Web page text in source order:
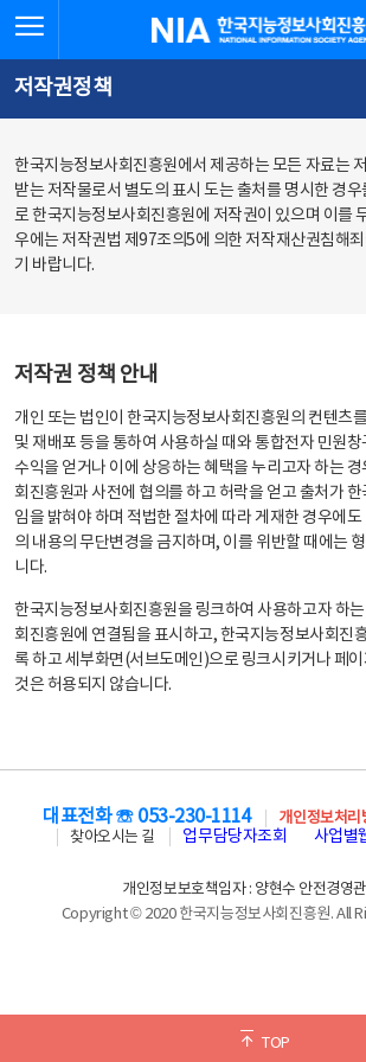
문
로
가
체
뉴
바
가
한국지능정보사회진흥원
저작권정책
한국지능정보사회진흥원에서 제공하는 모든 자료는
받는 저작물로서 별도의 표시 도는 출처를 명시한 경
로 한국지능정보사회진흥원에 저작권이 있으며 이를
우에는 저작권법 제97조의5에 의한 저작재산권침해
기 바랍니다.
저작권 정책 안내
개인 또는 법인이 한국지능정보사회진흥원의 컨텐츠
및 재배포 등을 통하여 사용하실 때와 통합전자 민원
수익을 얻거나 이에 상응하는 혜택을 누리고자 하는
회진흥원과 사전에 협의를 하고 허락을 얻고 출처가
임을 밝혀야 하며 적법한 절차에 따라 게재한 경우에도
의 내용의 무단변경을 금지하며, 이를 위반할 때에는
니다.
한국지능정보사회진흥원을 링크하여 사용하고자 하
회진흥원에 연결됨을 표시하고, 한국지능정보사회진
록 하고 세부화면(서브도메인)으로 링크시키거나 페
것은 허용되지 않습니다.
TOP
대표전화 ☏ 053-230-1114 개인정보처리
찾아오시는 길
업무담당자조회 사업별
개인정보보호책임자 : 양현수 안전경영
Copyright © 2020 한국지능정보사회진흥원. All